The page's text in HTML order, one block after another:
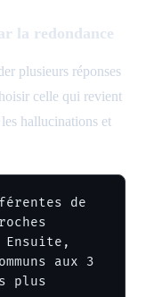
la redondance
plusieurs réponses
celle qui revient
hallucinations et
de
aux 3
plus